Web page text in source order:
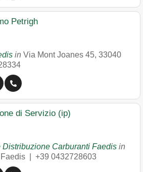
Petrigh
in Via Mont Joanes 45, 33040
di Servizio (ip)
Carburanti Faedis in
Faedis +39 0432728603